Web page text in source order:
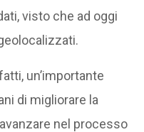
visto che ad oggi
un’importante
di migliorare la
nel processo